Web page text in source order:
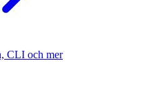
CLI och mer